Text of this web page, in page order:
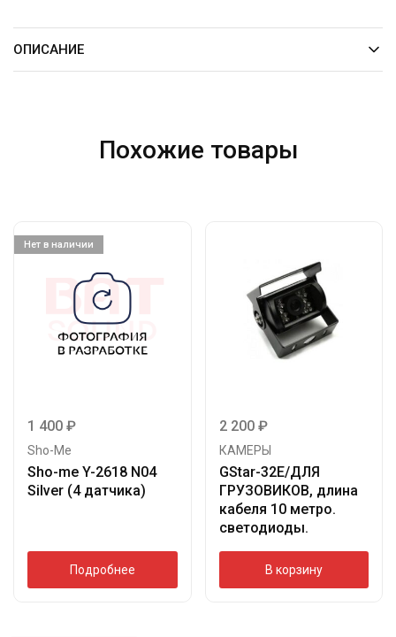
ОПИСАНИЕ
Похожие товары
Нет в наличии
1 400 ₽
Sho-Me
Sho-me Y-2618 N04
Silver (4 датчика)
Подробнее
2 200 ₽
КАМЕРЫ
GStar-32E/ДЛЯ
ГРУЗОВИКОВ, длина
кабеля 10 метро.
светодиоды.
В корзину